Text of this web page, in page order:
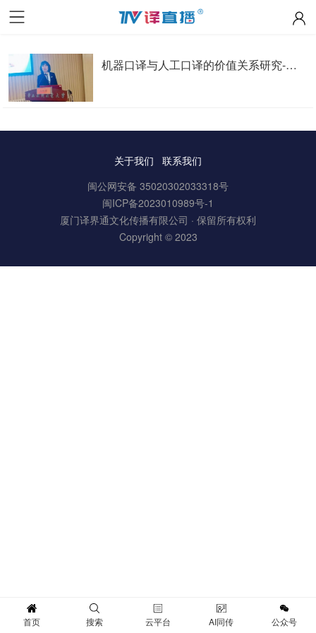
机器口译与人工口译的价值关系研究-赵毅慧
关于我们
联系我们
闽公网安备 35020302033318号
闽ICP备2023010989号-1
厦门译界通文化传播有限公司 · 保留所有权利
Copyright © 2023
首页 搜索 云平台 AI同传 公众号